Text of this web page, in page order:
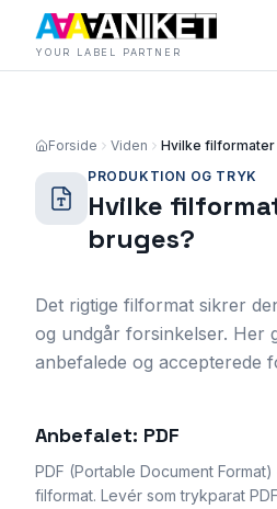
YOUR LABEL PARTNER
Forside Viden
Hvilke filformater
PRODUKTION OG TRYK
Hvilke
bruges?
Det rigtige filformat sikrer
og undgår forsinkelser. Her
anbefalede og accepterede
Anbefalet: PDF
PDF (Portable Document
filformat. Levér som trykparat